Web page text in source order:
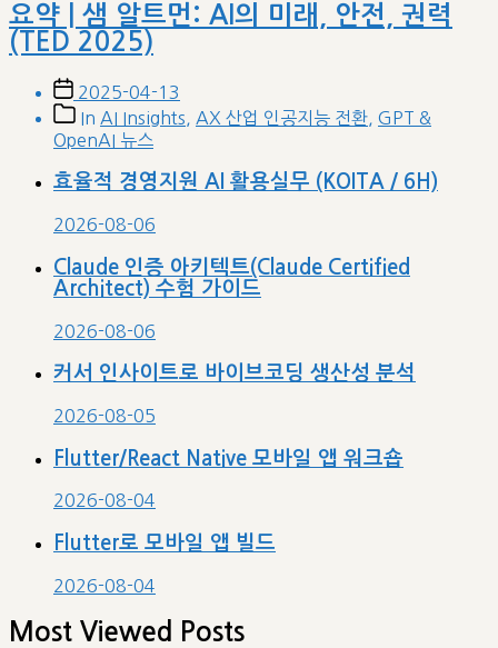
요약 | 샘 알트먼: AI의 미래, 안전, 권력
(TED 2025)
Post
date
2025-04-13
Post
categories
In AI Insights AX 산업 인공지능 전환 GPT &
OpenAI 뉴스
효율적 경영지원 AI 활용실무 (KOITA / 6H)
2026-08-06
Claude 인증 아키텍트(Claude Certified
Architect) 수험 가이드
2026-08-06
커서 인사이트로 바이브코딩 생산성 분석
2026-08-05
Flutter/React Native 모바일 앱 워크숍
2026-08-04
Flutter로 모바일 앱 빌드
2026-08-04
Most Viewed Posts